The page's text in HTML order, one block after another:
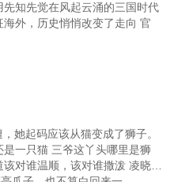
知先觉在风起云涌的三国时代
外，历史悄悄改变了走向 官
她起码应该从猫变成了狮子。
一只猫 三爷这丫头哪里是狮
对谁温顺，该对谁撒泼 凌晓…